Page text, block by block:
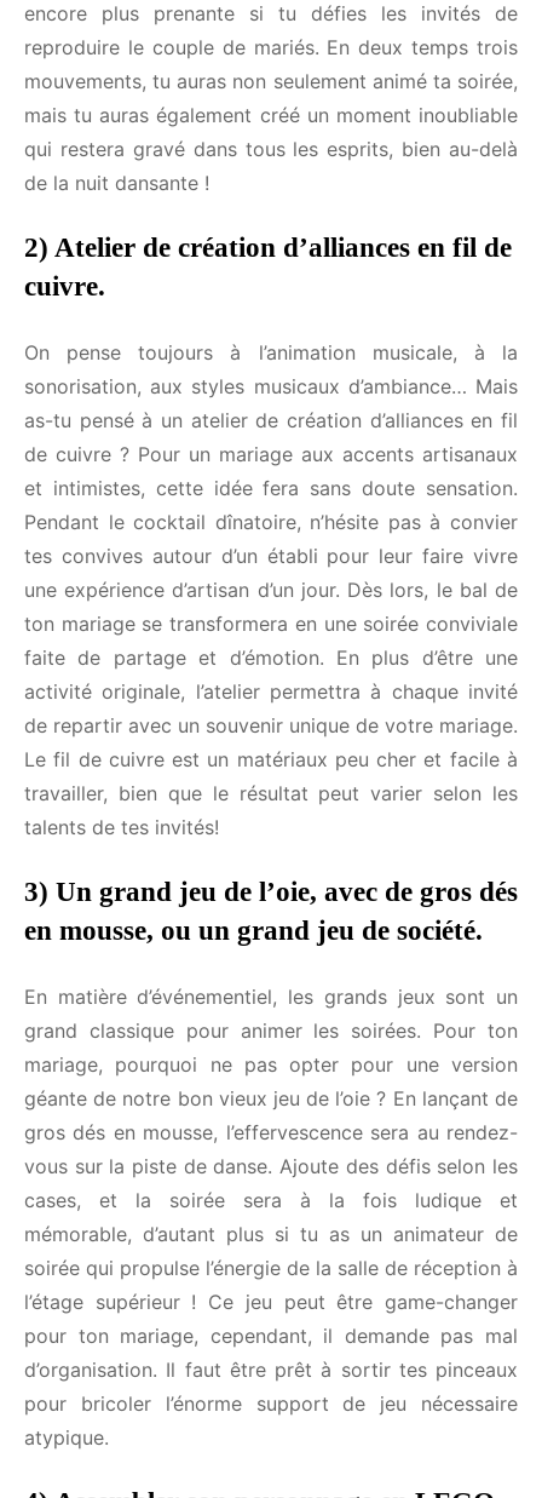
être divertissante et porteuse de rires. L’activité
sera encore plus prenante si tu défies les invités de
reproduire le couple de mariés. En deux temps trois
mouvements, tu auras non seulement animé ta
soirée, mais tu auras également créé un moment
inoubliable qui restera gravé dans tous les esprits,
2) Atelier de création d’alliances en fil
On pense toujours à l’animation musicale, à la
sonorisation, aux styles musicaux d’ambiance…
Mais as-tu pensé à un atelier de création d’alliances
en fil de cuivre ? Pour un mariage aux accents
artisanaux et intimistes, cette idée fera sans doute
sensation. Pendant le cocktail dînatoire, n’hésite
pas à convier tes convives autour d’un établi pour
leur faire vivre une expérience d’artisan d’un jour.
Dès lors, le bal de ton mariage se transformera en
une soirée conviviale faite de partage et d’émotion.
En plus d’être une activité originale, l’atelier
permettra à chaque invité de repartir avec un
souvenir unique de votre mariage. Le fil de cuivre
est un matériaux peu cher et facile à travailler, bien
invités!
dés en mousse, ou un grand jeu de
société.
En matière d’événementiel, les grands jeux sont un
grand classique pour animer les soirées. Pour ton
mariage, pourquoi ne pas opter pour une version
géante de notre bon vieux jeu de l’oie ? En lançant
de gros dés en mousse, l’effervescence sera au
rendez-vous sur la piste de danse. Ajoute des défis
selon les cases, et la soirée sera à la fois ludique et
mémorable, d’autant plus si tu as un animateur de
soirée qui propulse l’énergie de la salle de
réception à l’étage supérieur ! Ce jeu peut être
game-changer pour ton mariage, cependant, il
Reçois nos idées d'animations pour
Marre de passer des heures à chercher des idées
pour rendre plus fun tes événements ? Sélectionne
commences à les organiser. On t'enverra nos
meilleures idées de jeux et d'animations clés en
main exactement quand tu en auras besoin.
Les fêtes qui m'intéressent*
Mon anniversaire
Un EVG / EVJF
Halloween
Noël
Nouvel An
Quand veux-tu recevoir tes idées ?*
Prénom*
Email*
J'accepte de recevoir les idées d'animations de
Diversi0n par email.
FERMER